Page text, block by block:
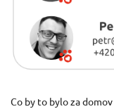
Co by to bylo za